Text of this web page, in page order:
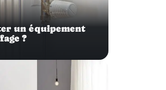
un équipement
?